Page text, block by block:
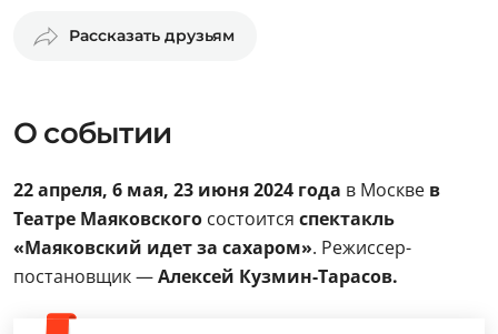
Рассказать друзьям
О событии
22 апреля, 6 мая, 23 июня2024 года в Москве в
Театре Маяковского состоится спектакль
«Маяковский идет за сахаром». Режиссер-
постановщик —Алексей Кузмин-Тарасов.